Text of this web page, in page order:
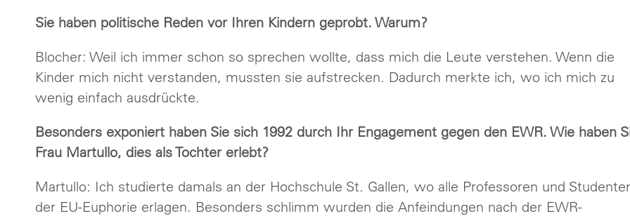
Sie haben politische Reden vor Ihren Kindern geprobt. Warum?
Blocher: Weil ich immer schon so sprechen wollte, dass mich die Leute verstehen. Wenn die
Kinder mich nicht verstanden, mussten sie aufstrecken. Dadurch merkte ich, wo ich mich zu
wenig einfach ausdrückte.
Besonders exponiert haben Sie sich 1992 durch Ihr Engagement gegen den EWR. Wie haben
Frau Martullo, dies als Tochter erlebt?
Martullo: Ich studierte damals an der Hochschule St. Gallen, wo alle Professoren und
der EU-Euphorie erlagen. Besonders schlimm wurden die Anfeindungen nach der EWR-